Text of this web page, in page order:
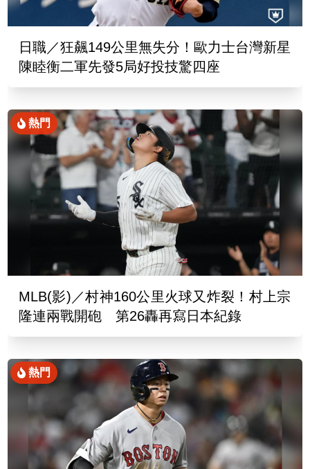
日職／狂飆149公里無失分！歐力士台灣新星
陳睦衡二軍先發5局好投技驚四座
熱門
MLB(影)／村神160公里火球又炸裂！村上宗
隆連兩戰開砲 第26轟再寫日本紀錄
熱門